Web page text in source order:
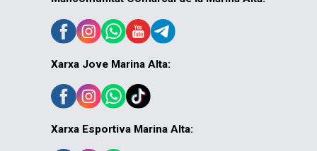
Xarxa Jove Marina Alta:
Xarxa Esportiva Marina Alta: